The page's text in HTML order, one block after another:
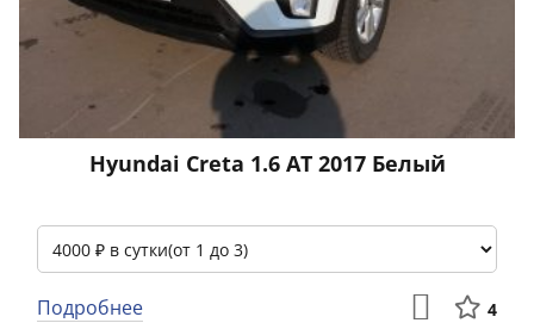
Hyundai Creta 1.6 АТ 2017 Белый
Подробнее 4